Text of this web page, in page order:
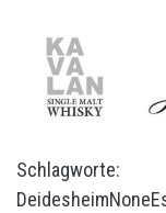
Schlagworte:
DeidesheimNone